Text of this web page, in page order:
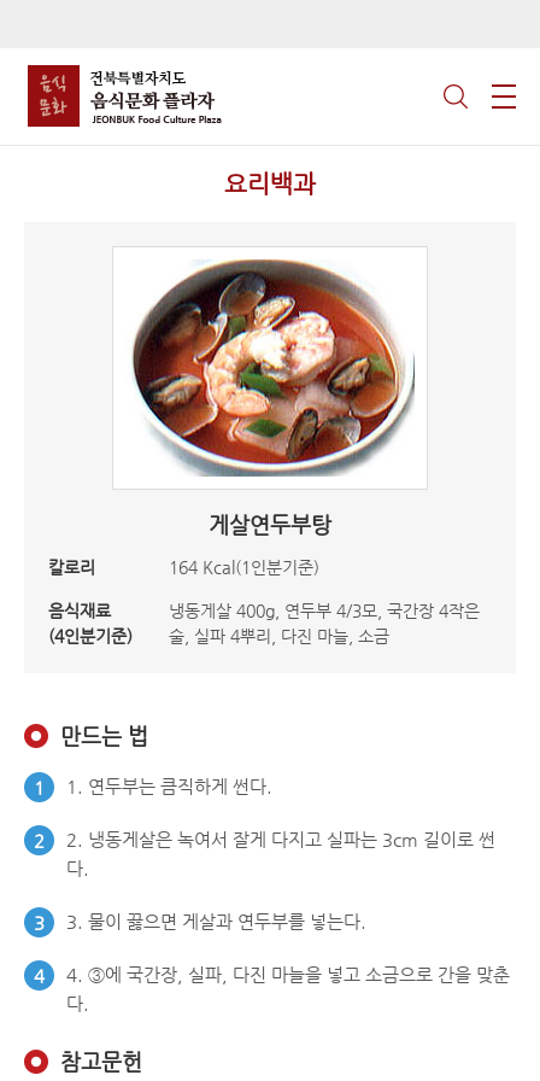
요리백과
게살연두부탕
칼로리 164 Kcal(1인분기준)
음식재료
(4인분기준)
냉동게살 400g, 연두부 4/3모, 국간장 4작은
술, 실파 4뿌리, 다진 마늘, 소금
만드는 법
1 1. 연두부는 큼직하게 썬다.
2
2. 냉동게살은 녹여서 잘게 다지고 실파는 3cm 길이로 썬
다.
3 3. 물이 끓으면 게살과 연두부를 넣는다.
4
4. ③에 국간장, 실파, 다진 마늘을 넣고 소금으로 간을 맞춘
다.
참고문헌